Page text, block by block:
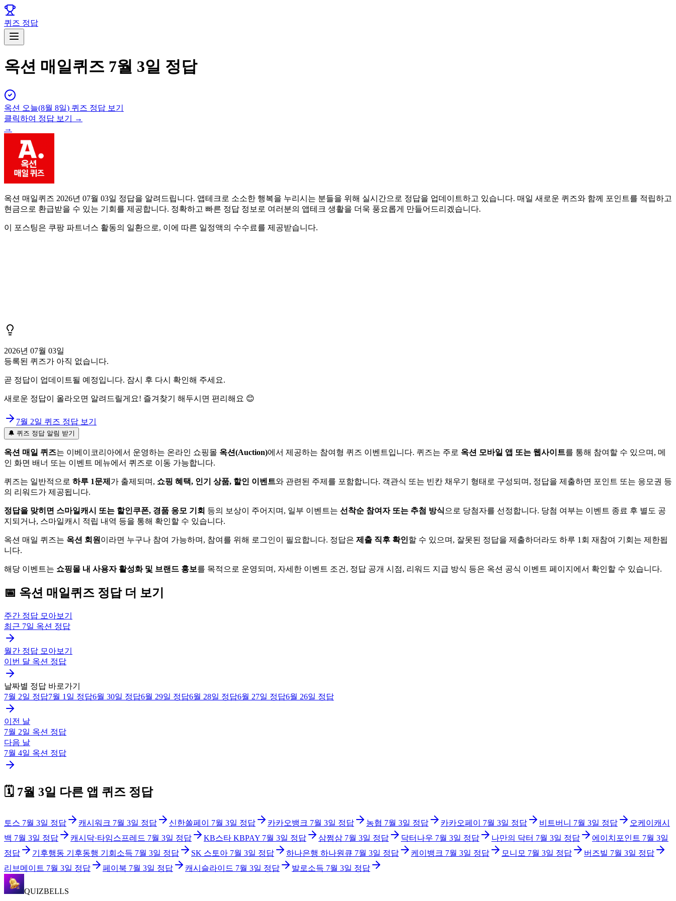
퀴즈 정답
옥션 매일퀴즈 7월 3일 정답
옥션 오늘(8월 8일) 퀴즈 정답 보기
클릭하여 정답 보기 →
→
옥션 매일퀴즈 2026년 07월 03일 정답을 알려드립니다. 앱테크로 소소한 행복을 누리시는 분들을 위해 실시간으로 정답을 업데이트하고 있습니다. 매일 새로운 퀴즈와 함께 포인트를 적립하고
현금으로 환급받을 수 있는 기회를 제공합니다. 정확하고 빠른 정답 정보로 여러분의 앱테크 생활을 더욱 풍요롭게 만들어드리겠습니다.
이 포스팅은 쿠팡 파트너스 활동의 일환으로, 이에 따른 일정액의 수수료를 제공받습니다.
2026년 07월 03일
등록된 퀴즈가 아직 없습니다.
곧 정답이 업데이트될 예정입니다. 잠시 후 다시 확인해 주세요.
새로운 정답이 올라오면 알려드릴게요! 즐겨찾기 해두시면 편리해요 😊
7월 2일 퀴즈 정답 보기
🔔 퀴즈 정답 알림 받기
옥션 매일 퀴즈는 이베이코리아에서 운영하는 온라인 쇼핑몰 옥션(Auction)에서 제공하는 참여형 퀴즈 이벤트입니다. 퀴즈는 주로 옥션 모바일 앱 또는 웹사이트를 통해 참여할 수 있으며, 메
인 화면 배너 또는 이벤트 메뉴에서 퀴즈로 이동 가능합니다.
퀴즈는 일반적으로 하루 1문제 가 출제되며, 쇼핑 혜택, 인기 상품, 할인 이벤트와 관련된 주제를 포함합니다. 객관식 또는 빈칸 채우기 형태로 구성되며, 정답을 제출하면 포인트 또는 응모권 등
의 리워드가 제공됩니다.
정답을 맞히면 스마일캐시 또는 할인쿠폰, 경품 응모 기회 등의 보상이 주어지며, 일부 이벤트는 선착순 참여자 또는 추첨 방식 으로 당첨자를 선정합니다. 당첨 여부는 이벤트 종료 후 별도 공
지되거나, 스마일캐시 적립 내역 등을 통해 확인할 수 있습니다.
옥션 매일 퀴즈는 옥션 회원 이라면 누구나 참여 가능하며, 참여를 위해 로그인이 필요합니다. 정답은 제출 직후 확인할 수 있으며, 잘못된 정답을 제출하더라도 하루 1회 재참여 기회는 제한됩
니다.
해당 이벤트는 쇼핑몰 내 사용자 활성화 및 브랜드 홍보를 목적으로 운영되며, 자세한 이벤트 조건, 정답 공개 시점, 리워드 지급 방식 등은 옥션 공식 이벤트 페이지에서 확인할 수 있습니다.
📅 옥션 매일퀴즈 정답 더 보기
주간 정답 모아보기
최근 7일 옥션 정답
월간 정답 모아보기
이번 달 옥션 정답
날짜별 정답 바로가기
7월 2일 정답7월 1일 정답6월 30일 정답6월 29일 정답6월 28일 정답6월 27일 정답6월 26일 정답
이전 날
7월 2일 옥션 정답
다음 날
7월 4일 옥션 정답
🗓️ 7월 3일 다른 앱 퀴즈 정답
토스 7월 3일 정답 캐시워크 7월 3일 정답 신한쏠페이 7월 3일 정답 카카오뱅크 7월 3일 정답 농협 7월 3일 정답 카카오페이 7월 3일 정답 비트버니 7월 3일 정답
오케이캐시
백 7월 3일 정답 캐시닥·타임스프레드 7월 3일 정답 KB스타 KBPAY 7월 3일 정답 삼쩜삼 7월 3일 정답 닥터나우 7월 3일 정답 나만의 닥터 7월 3일 정답 에이치포인트 7월 3일
정답
기후행동 기후동행 기회소득 7월 3일 정답 SK 스토아 7월 3일 정답 하나은행 하나원큐 7월 3일 정답 케이뱅크 7월 3일 정답 모니모 7월 3일 정답 버즈빌 7월 3일 정답
리브메이트 7월 3일 정답 페이북 7월 3일 정답 캐시슬라이드 7월 3일 정답 발로소득 7월 3일 정답
QUIZBELLS